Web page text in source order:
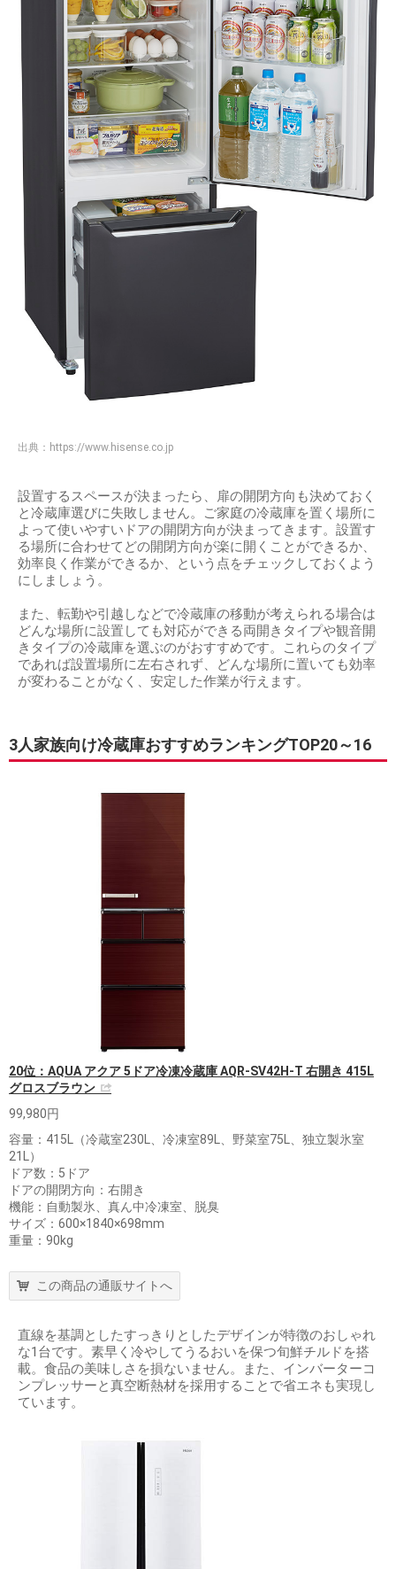
出典： https://www.hisense.co.jp
設置するスペースが決まったら、扉の開閉方向も決めておく
と冷蔵庫選びに失敗しません。ご家庭の冷蔵庫を置く場所に
よって使いやすいドアの開閉方向が決まってきます。設置す
る場所に合わせてどの開閉方向が楽に開くことができるか、
効率良く作業ができるか、という点をチェックしておくよう
にしましょう。
また、転勤や引越しなどで冷蔵庫の移動が考えられる場合は
どんな場所に設置しても対応ができる両開きタイプや観音開
きタイプの冷蔵庫を選ぶのがおすすめです。これらのタイプ
であれば設置場所に左右されず、どんな場所に置いても効率
が変わることがなく、安定した作業が行えます。
3人家族向け冷蔵庫おすすめランキングTOP20～16
20位：AQUA アクア 5ドア冷凍冷蔵庫 AQR-SV42H-T 右開き 415L
グロスブラウン
99,980円
容量：415L（冷蔵室230L、冷凍室89L、野菜室75L、独立製氷室
21L）
ドア数：5ドア
ドアの開閉方向：右開き
機能：自動製氷、真ん中冷凍室、脱臭
サイズ：600×1840×698mm
重量：90kg
この商品の通販サイトへ
直線を基調としたすっきりとしたデザインが特徴のおしゃれ
な1台です。素早く冷やしてうるおいを保つ旬鮮チルドを搭
載。食品の美味しさを損ないません。また、インバーターコ
ンプレッサーと真空断熱材を採用することで省エネも実現し
ています。